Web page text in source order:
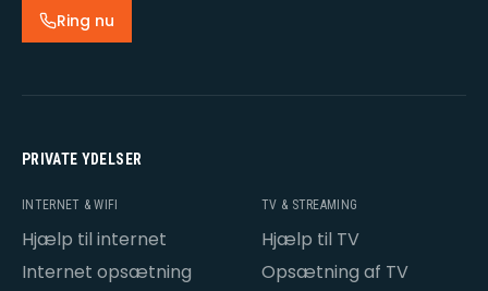
Ring nu
PRIVATE YDELSER
INTERNET & WIFI
Hjælp til internet
Internet opsætning
TV & STREAMING
Hjælp til TV
Opsætning af TV